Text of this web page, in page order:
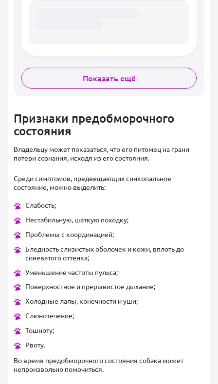
Показать ещё
Признаки предобморочного
состояния
Владельцу может показаться, что его питомец на грани
потери сознания, исходя из его состояния.
Среди симптомов, предвещающих синкопальное
состояние, можно выделить:
Слабость;
Нестабильную, шаткую походку;
Проблемы с координацией;
Бледность слизистых оболочек и кожи, вплоть до
синеватого оттенка;
Уменьшение частоты пульса;
Поверхностное и прерывистое дыхание;
Холодные лапы, конечности и уши;
Слюнотечение;
Тошноту;
Рвоту.
Во время предобморочного состояния собака может
непроизвольно помочиться.